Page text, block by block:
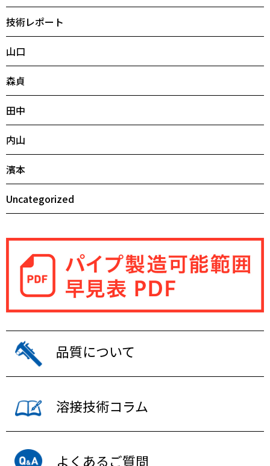
技術レポート
山口
森貞
田中
内山
濱本
Uncategorized
品質について
溶接技術コラム
よくあるご質問